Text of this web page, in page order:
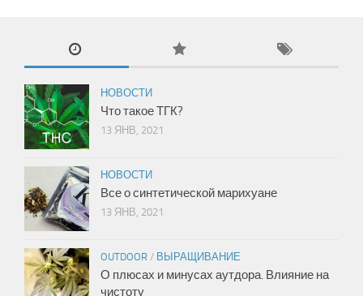
Медицинcкий каннабис
Кулинария
Фото
Фото пользователей
Rastaman фото
Раста девушки
Видео
Сделай сам ;)
Ваши видео
НОВОСТИ
Что такое ТГК?
13 ЯНВ, 2021
НОВОСТИ
Все о синтетической марихуане
13 ЯНВ, 2021
OUTDOOR / ВЫРАЩИВАНИЕ
О плюсах и минусах аутдора. Влияние на
чистоту